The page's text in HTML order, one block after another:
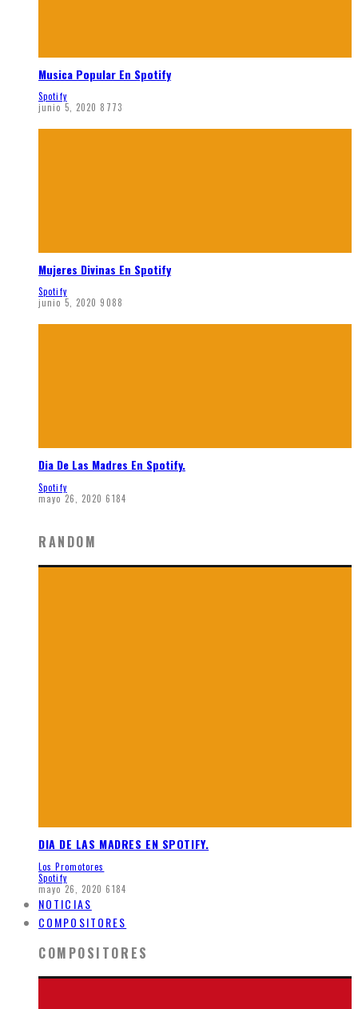
Musica Popular En Spotify
Spotify
junio 5, 2020 8773
Mujeres Divinas En Spotify
Spotify
junio 5, 2020 9088
Dia De Las Madres En Spotify.
Spotify
mayo 26, 2020 6184
RANDOM
DIA DE LAS MADRES EN SPOTIFY.
Los Promotores
Spotify
mayo 26, 2020 6184
NOTICIAS
COMPOSITORES
COMPOSITORES